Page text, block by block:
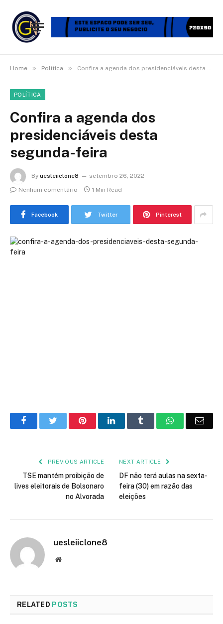
Home » Política » Confira a agenda dos presidenciáveis desta segunda-feira
POLÍTICA
Confira a agenda dos
presidenciáveis desta
segunda-feira
By uesleiiclone8
setembro 26, 2022
Nenhum comentário
1 Min Read
Facebook Twitter Pinterest
FacebookTwitter PinterestLinkedIn Tumblr WhatsApp
PREVIOUS ARTICLE
TSE mantém proibição de
lives eleitorais de Bolsonaro
no Alvorada
NEXT ARTICLE
DF não terá aulas na sexta-
feira (30) em razão das
eleições
uesleiiclone8
Website
RELATED POSTS